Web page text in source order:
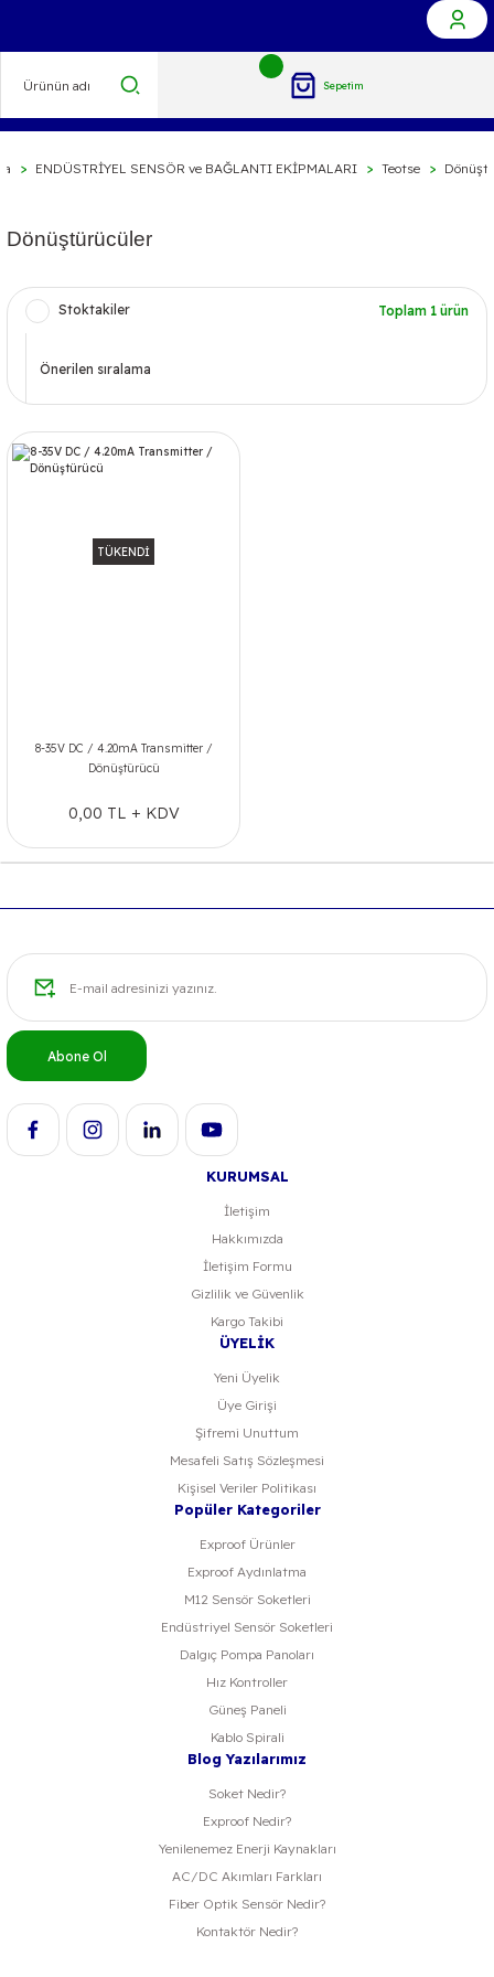
Sepetim
ENDÜSTRİYEL SENSÖR ve BAĞLANTI EKİPMALARI Teotse
Dönüştürücüler
Stoktakiler Toplam 1 ürün
TÜKENDİ
8-35V DC / 4.20mA Transmitter /
Dönüştürücü
0,00 TL + KDV
Abone Ol
KURUMSAL
İletişim
Hakkımızda
İletişim Formu
Gizlilik ve Güvenlik
Kargo Takibi
ÜYELİK
Yeni Üyelik
Üye Girişi
Şifremi Unuttum
Mesafeli Satış Sözleşmesi
Kişisel Veriler Politikası
Popüler Kategoriler
Exproof Ürünler
Exproof Aydınlatma
M12 Sensör Soketleri
Endüstriyel Sensör Soketleri
Dalgıç Pompa Panoları
Hız Kontroller
Güneş Paneli
Kablo Spirali
Blog Yazılarımız
Soket Nedir?
Exproof Nedir?
Yenilenemez Enerji Kaynakları
AC/DC Akımları Farkları
Fiber Optik Sensör Nedir?
Kontaktör Nedir?